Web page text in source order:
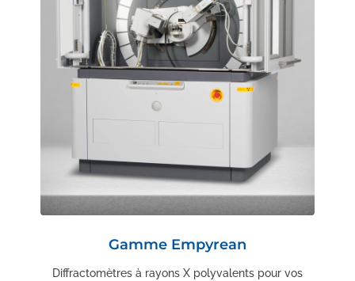
Gamme Empyrean
Diffractomètres à rayons X polyvalents pour vos